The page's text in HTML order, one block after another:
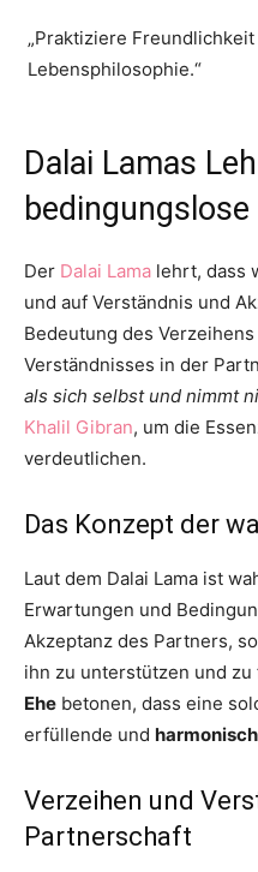
„Praktiziere Freundlichkeit
Lebensphilosophie.“
Dalai Lamas
bedingungslose
Der Dalai Lama lehrt, dass
und auf Verständnis und
Bedeutung des
Verständnisses in der
als sich selbst und nimmt
Khalil Gibran, um die
verdeutlichen.
Das Konzept der
Laut dem Dalai Lama ist
Erwartungen und
Akzeptanz des Partners,
ihn zu unterstützen und zu
Ehe betonen, dass eine
erfüllende und
Verzeihen und
Partnerschaft